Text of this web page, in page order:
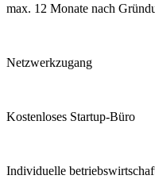
max. 12 Monate nach
Netzwerkzugang
Kostenloses Startup-Büro
Individuelle